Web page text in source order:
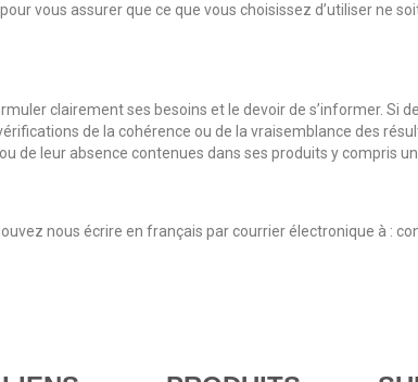
vous assurer que ce que vous choisissez d’utiliser ne
clairement ses besoins et le devoir de s’informer. Si
de la cohérence ou de la vraisemblance des
de leur absence contenues dans ses produits y compris
nous écrire en français par courrier électronique à :